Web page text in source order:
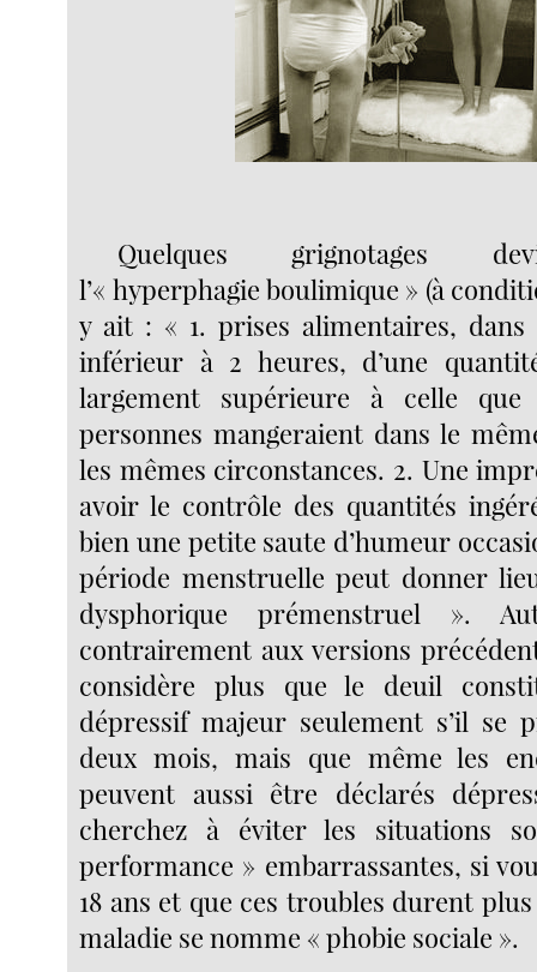
Quelques grignotages
l’« hyperphagie boulimique » (à
y ait : « 1. prises alimentaires,
inférieur à 2 heures, d’une
largement supérieure à celle
personnes mangeraient dans le
les mêmes circonstances. 2. Une
avoir le contrôle des quantités
bien une petite saute d’humeur
période menstruelle peut donner
dysphorique prémenstruel ».
contrairement aux versions
considère plus que le deuil
dépressif majeur seulement s’il se
deux mois, mais que même les
peuvent aussi être déclarés
cherchez à éviter les situations
performance » embarrassantes, si
18 ans et que ces troubles durent
maladie se nomme « phobie sociale ».